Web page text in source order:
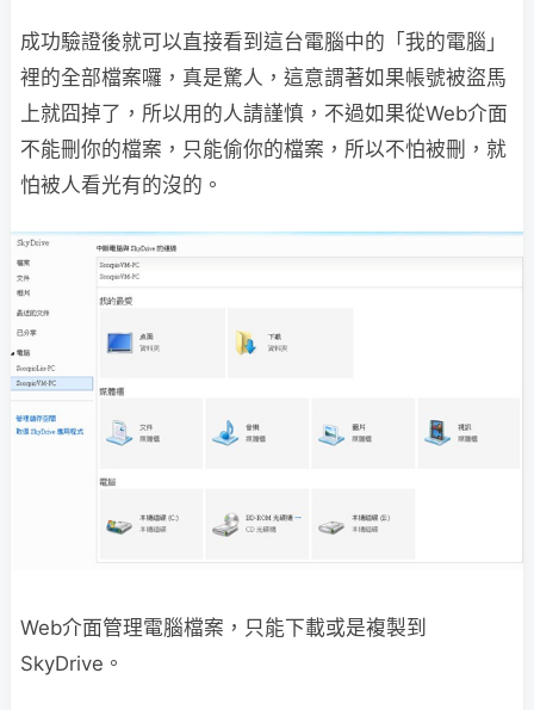
成功驗證後就可以直接看到這台電腦中的「我的電腦」
裡的全部檔案囉，真是驚人，這意謂著如果帳號被盜馬
上就囧掉了，所以用的人請謹慎，不過如果從Web介面
不能刪你的檔案，只能偷你的檔案，所以不怕被刪，就
怕被人看光有的沒的。
Web介面管理電腦檔案，只能下載或是複製到
SkyDrive。